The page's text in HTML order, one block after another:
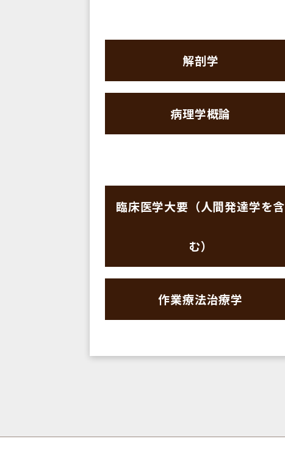
解剖学
病理学概論
臨床医学大要（人間発達学を含
む）
作業療法治療学